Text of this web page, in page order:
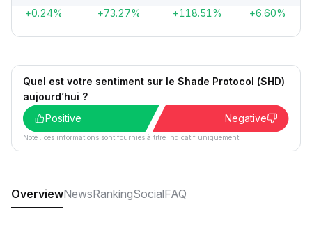
+0.24% +73.27% +118.51% +6.60%
Quel est votre sentiment sur le Shade Protocol (SHD)
aujourd’hui ?
Positive
Negative
Note : ces informations sont fournies à titre indicatif uniquement.
OverviewNewsRankingSocialFAQ